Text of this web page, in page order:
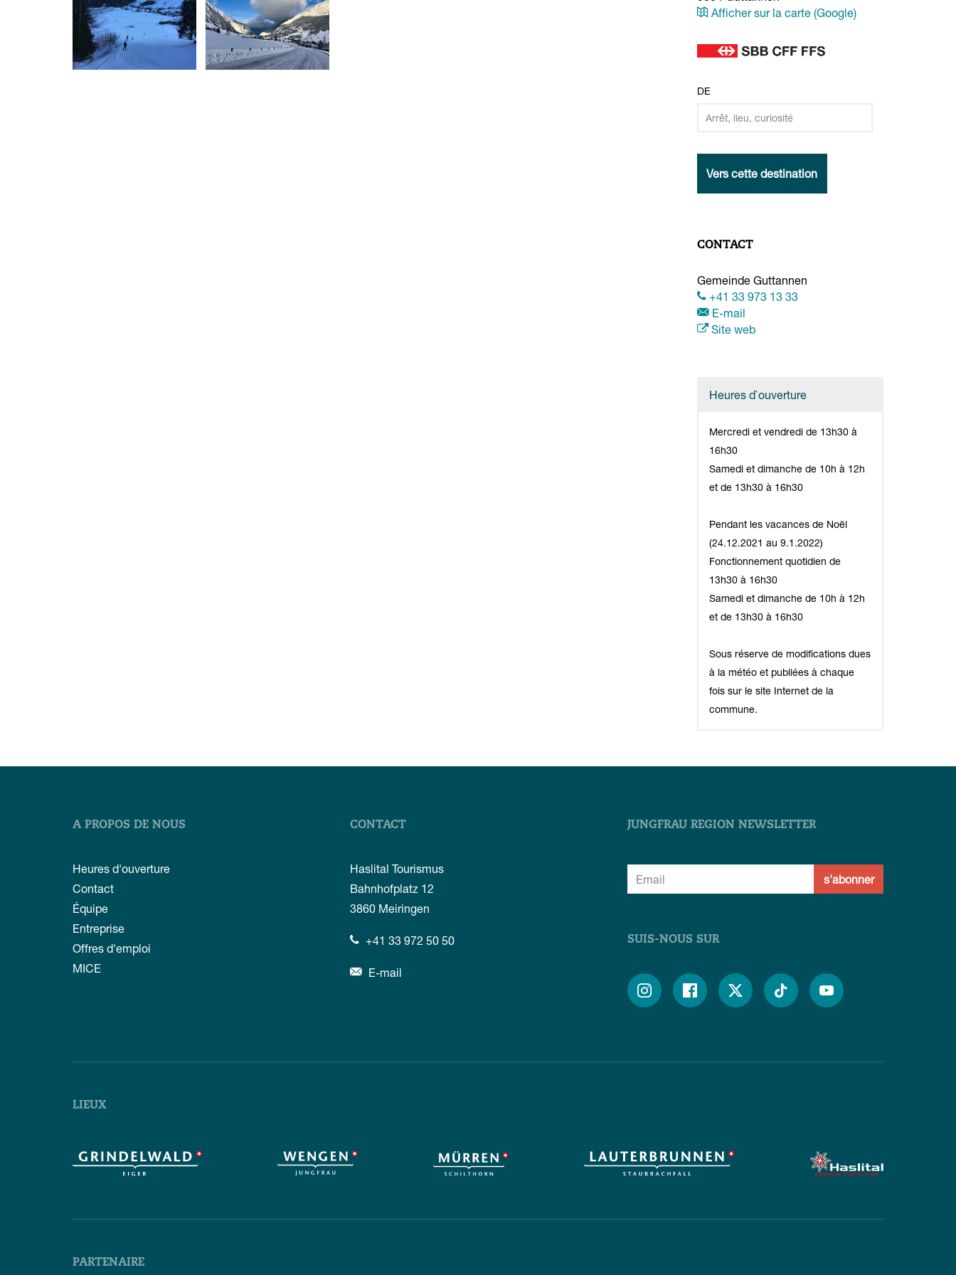
Afficher sur la carte (Google)
DE
Vers cette destination
CONTACT
Gemeinde Guttannen
+41 33 973 13 33
E-mail
Site web
Heures d`ouverture
Mercredi et vendredi de 13h30 à
16h30
Samedi et dimanche de 10h à 12h
et de 13h30 à 16h30
Pendant les vacances de Noël
(24.12.2021 au 9.1.2022)
Fonctionnement quotidien de
13h30 à 16h30
Samedi et dimanche de 10h à 12h
et de 13h30 à 16h30
Sous réserve de modifications dues
à la météo et publiées à chaque
fois sur le site Internet de la
commune.
A PROPOS DE NOUS
Heures d'ouverture
Contact
Équipe
Entreprise
Offres d'emploi
MICE
CONTACT
Haslital Tourismus
Bahnhofplatz 12
3860 Meiringen
+41 33 972 50 50
E-mail
JUNGFRAU REGION NEWSLETTER
s'abonner
SUIS-NOUS SUR
    
LIEUX
PARTENAIRE